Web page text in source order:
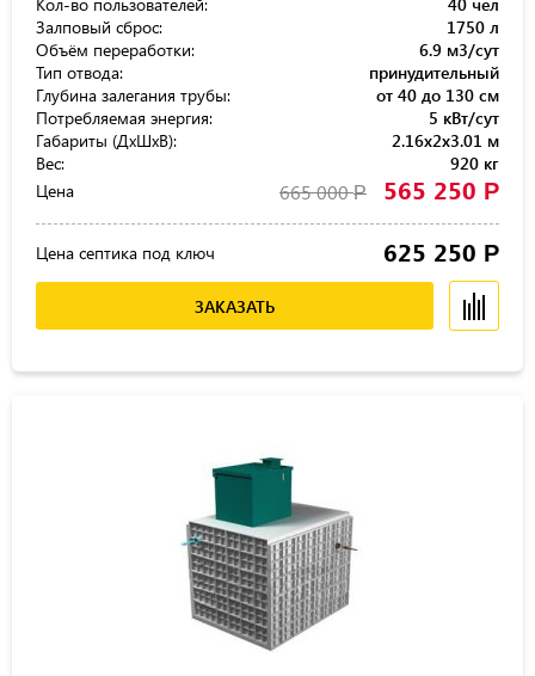
Залповый сброс:
1750 л
Объём переработки:
6.9 м3/сут
Тип отвода:
принудительный
Глубина залегания трубы:
от 40 до 130 см
Потребляемая энергия:
5 кВт/сут
Габариты (ДхШхВ):
2.16x2x3.01 м
Вес:
920 кг
Цена
665 000Р 565 250 Р
Цена септика под ключ 625 250 Р
ЗАКАЗАТЬ